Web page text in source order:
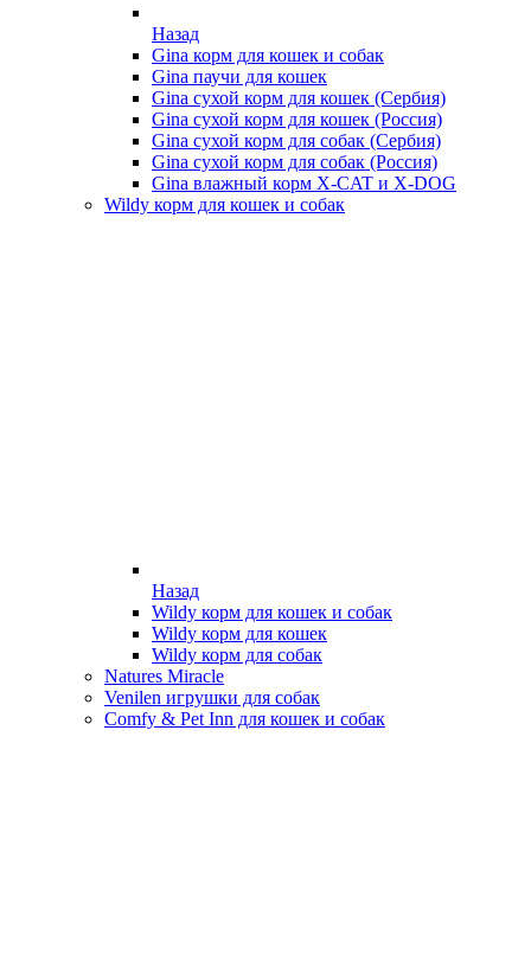
Назад
Gina корм для кошек и собак
Gina паучи для кошек
Gina сухой корм для кошек (Сербия)
Gina сухой корм для кошек (Россия)
Gina сухой корм для собак (Сербия)
Gina сухой корм для собак (Россия)
Gina влажный корм X-CAT и X-DOG
Wildy корм для кошек и собак
Назад
Wildy корм для кошек и собак
Wildy корм для кошек
Wildy корм для собак
Natures Miracle
Venilen игрушки для собак
Comfy & Pet Inn для кошек и собак